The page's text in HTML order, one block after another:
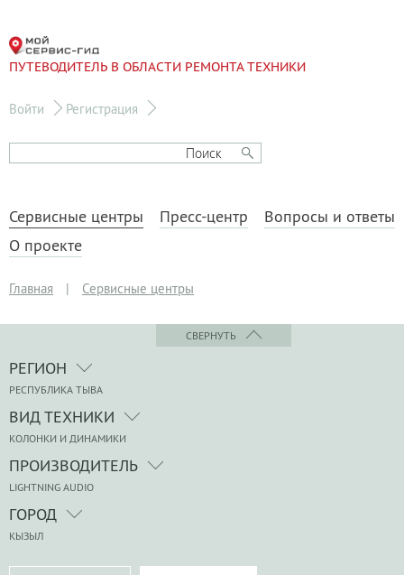
ПУТЕВОДИТЕЛЬ В ОБЛАСТИ РЕМОНТА ТЕХНИКИ
Войти Регистрация
Сервисные центры Пресс-центр
Вопросы и ответы
О проекте
Главная | Сервисные центры
СВЕРНУТЬ
РЕГИОН
РЕСПУБЛИКА ТЫВА
ВИД ТЕХНИКИ
КОЛОНКИ И ДИНАМИКИ
ПРОИЗВОДИТЕЛЬ
LIGHTNING AUDIO
ГОРОД
КЫЗЫЛ